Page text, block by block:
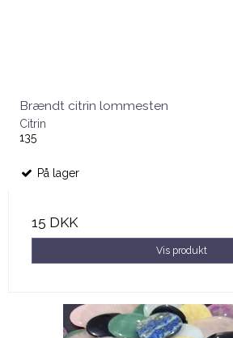
Brændt citrin lommesten
Citrin
135
På lager
15 DKK
Vis produkt